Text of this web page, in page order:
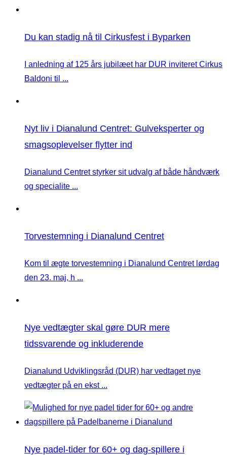
Du kan stadig nå til Cirkusfest i Byparken
I anledning af 125 års jubilæet har DUR inviteret Cirkus
Baldoni til ...
Nyt liv i Dianalund Centret: Gulveksperter og
smagsoplevelser flytter ind
Dianalund Centret styrker sit udvalg af både håndværk
og specialite ...
Torvestemning i Dianalund Centret
Kom til ægte torvestemning i Dianalund Centret lørdag
den 23. maj, h ...
Nye vedtægter skal gøre DUR mere
tidssvarende og inkluderende
Dianalund Udviklingsråd (DUR) har vedtaget nye
vedtægter på en ekst ...
Nye padel-tider for 60+ og dag-spillere i